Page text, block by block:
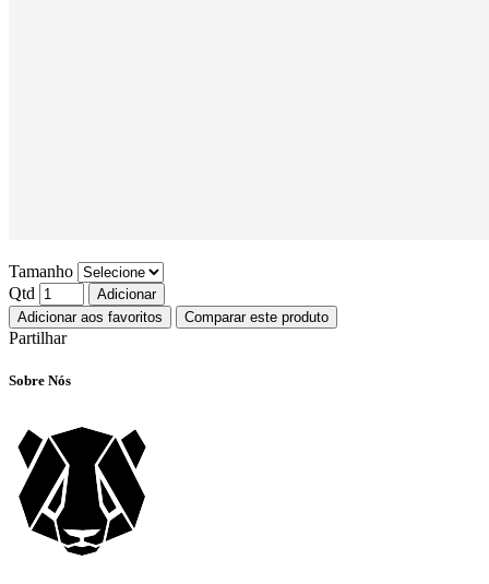
Tamanho
Qtd
Adicionar
Adicionar aos favoritos
Comparar este produto
Partilhar
Sobre Nós